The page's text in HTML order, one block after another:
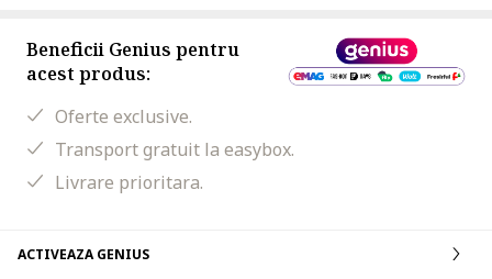
Beneficii Genius pentru
acest produs:
Oferte exclusive.
Transport gratuit la easybox.
Livrare prioritara.
ACTIVEAZA GENIUS